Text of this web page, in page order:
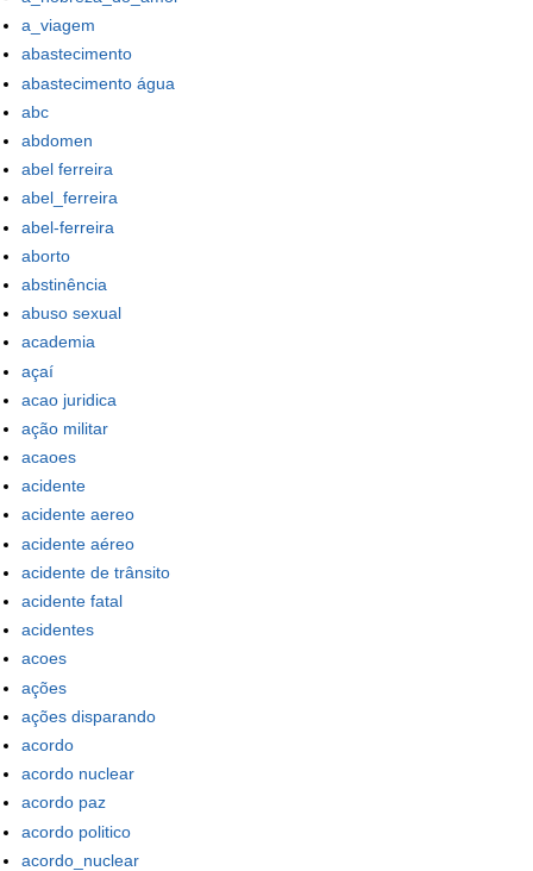
a_viagem
abastecimento
abastecimento água
abc
abdomen
abel ferreira
abel_ferreira
abel-ferreira
aborto
abstinência
abuso sexual
academia
açaí
acao juridica
ação militar
acaoes
acidente
acidente aereo
acidente aéreo
acidente de trânsito
acidente fatal
acidentes
acoes
ações
ações disparando
acordo
acordo nuclear
acordo paz
acordo politico
acordo_nuclear